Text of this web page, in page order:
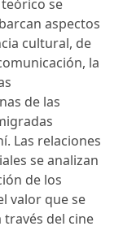
se
aspectos
cultural, de
la
de las
Las relaciones
se analizan
de los
valor que se
del cine